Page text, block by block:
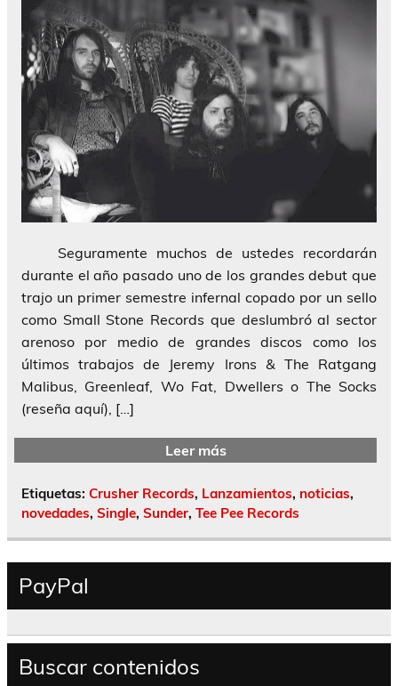
Seguramente muchos de ustedes recordarán
durante el año pasado uno de los grandes debut que
trajo un primer semestre infernal copado por un sello
como Small Stone Records que deslumbró al sector
arenoso por medio de grandes discos como los
últimos trabajos de Jeremy Irons & The Ratgang
Malibus, Greenleaf, Wo Fat, Dwellers o The Socks
(reseña aquí), […]
Leer más
Etiquetas: Crusher Records, Lanzamientos, noticias,
novedades, Single, Sunder, Tee Pee Records
PayPal
Buscar contenidos